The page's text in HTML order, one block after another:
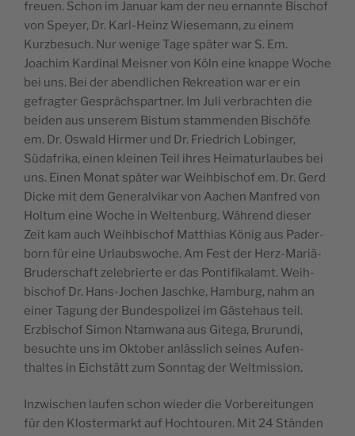
freuen. Schon im Jan­u­ar kam der neu ernan­nte Bischof
von Spey­er, Dr. Karl-Heinz Wiese­mann, zu einem
Kurzbe­such. Nur wenige Tage später war S. Em.
Joachim Kar­di­nal Meis­ner von Köln eine knappe Woche
bei uns. Bei der abendlichen Rekreation war er ein
gefragter Gesprächspart­ner. Im Juli ver­bracht­en die
bei­den aus unserem Bis­tum stam­menden Bis­chöfe
em. Dr. Oswald Hirmer und Dr. Friedrich Lob­inger,
Südafri­ka, einen kleinen Teil ihres Heimaturlaubes bei
uns. Einen Monat später war Wei­h­bischof em. Dr. Gerd
Dicke mit dem Gen­er­alvikar von Aachen Man­fred von
Hol­tum eine Woche in Wel­tenburg. Während dieser
Zeit kam auch Wei­h­bischof Matthias König aus Pader­
born für eine Urlaub­swoche. Am Fest der Herz-Mar­iä-
Brud­er­schaft zele­bri­erte er das Pon­tif­ikalamt. Wei­h­
bischof Dr. Hans-Jochen Jaschke, Ham­burg, nahm an
ein­er Tagung der Bun­de­spolizei im Gäste­haus teil.
Erzbischof Simon Ntamwana aus Gite­ga, Bru­run­di,
besuchte uns im Okto­ber anlässlich seines Aufen­
thaltes in Eich­stätt zum Son­ntag der Weltmission.
Inzwis­chen laufen schon wieder die Vor­bere­itun­gen
für den Kloster­markt auf Hoch­touren. Mit 24 Stän­den